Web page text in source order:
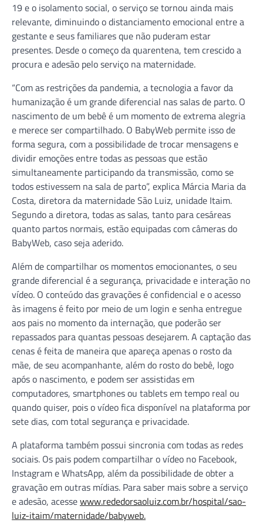
19 e o isolamento social, o serviço se tornou ainda mais
relevante, diminuindo o distanciamento emocional entre a
gestante e seus familiares que não puderam estar
presentes. Desde o começo da quarentena, tem crescido a
procura e adesão pelo serviço na maternidade.
“Com as restrições da pandemia, a tecnologia a favor da
humanização é um grande diferencial nas salas de parto. O
nascimento de um bebê é um momento de extrema alegria
e merece ser compartilhado. O BabyWeb permite isso de
forma segura, com a possibilidade de trocar mensagens e
dividir emoções entre todas as pessoas que estão
simultaneamente participando da transmissão, como se
todos estivessem na sala de parto”, explica Márcia Maria da
Costa, diretora da maternidade São Luiz, unidade Itaim.
Segundo a diretora, todas as salas, tanto para cesáreas
quanto partos normais, estão equipadas com câmeras do
BabyWeb, caso seja aderido.
Além de compartilhar os momentos emocionantes, o seu
grande diferencial é a segurança, privacidade e interação no
vídeo. O conteúdo das gravações é confidencial e o acesso
às imagens é feito por meio de um login e senha entregue
aos pais no momento da internação, que poderão ser
repassados para quantas pessoas desejarem. A captação das
cenas é feita de maneira que apareça apenas o rosto da
mãe, de seu acompanhante, além do rosto do bebê, logo
após o nascimento, e podem ser assistidas em
computadores, smartphones ou tablets em tempo real ou
quando quiser, pois o vídeo fica disponível na plataforma por
sete dias, com total segurança e privacidade.
A plataforma também possui sincronia com todas as redes
sociais. Os pais podem compartilhar o vídeo no Facebook,
Instagram e WhatsApp, além da possibilidade de obter a
gravação em outras mídias. Para saber mais sobre a serviço
e adesão, acessewww.rededorsaoluiz.com.br/hospital/sao-
luiz-itaim/maternidade/babyweb.